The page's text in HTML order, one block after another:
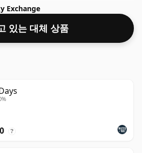
.
Exchange
있는 대체 상품
?